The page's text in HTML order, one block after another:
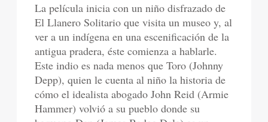
La película inicia con un niño disfrazado de
El Llanero Solitario que visita un museo y, al
ver a un indígena en una escenificación de la
antigua pradera, éste comienza a hablarle.
Este indio es nada menos que Toro (Johnny
Depp), quien le cuenta al niño la historia de
cómo el idealista abogado John Reid (Armie
Hammer) volvió a su pueblo donde su